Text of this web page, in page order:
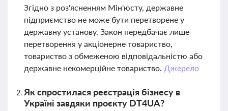
Згідно з роз'ясненням Мін'юсту, державне
підприємство не може бути перетворене у
державну установу. Закон передбачає лише
перетворення у акціонерне товариство,
товариство з обмеженою відповідальністю або
державне некомерційне товариство. Джерело
Як спростилася реєстрація бізнесу в
Україні завдяки проєкту DT4UA?